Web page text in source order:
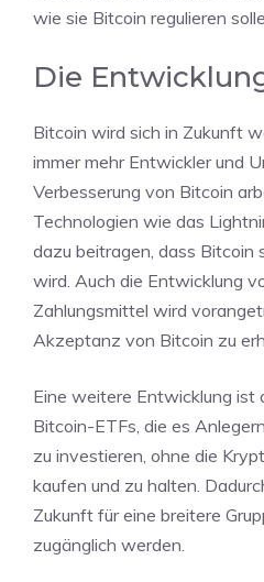
wie sie Bitcoin regulieren
Die
Bitcoin wird sich in Zukunft
immer mehr Entwickler und
Verbesserung von Bitcoin
Technologien wie das
dazu beitragen, dass Bitcoin
wird. Auch die Entwicklung
Zahlungsmittel wird
Akzeptanz von Bitcoin zu
Eine weitere Entwicklung ist
Bitcoin-ETFs, die es
zu investieren, ohne die
kaufen und zu halten.
Zukunft für eine breitere
zugänglich werden.